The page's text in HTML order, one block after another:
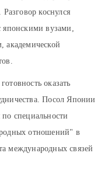
коснулся
японскими вузами,
академической
оказать
Посол Японии
специальности
отношений" в
международных связей